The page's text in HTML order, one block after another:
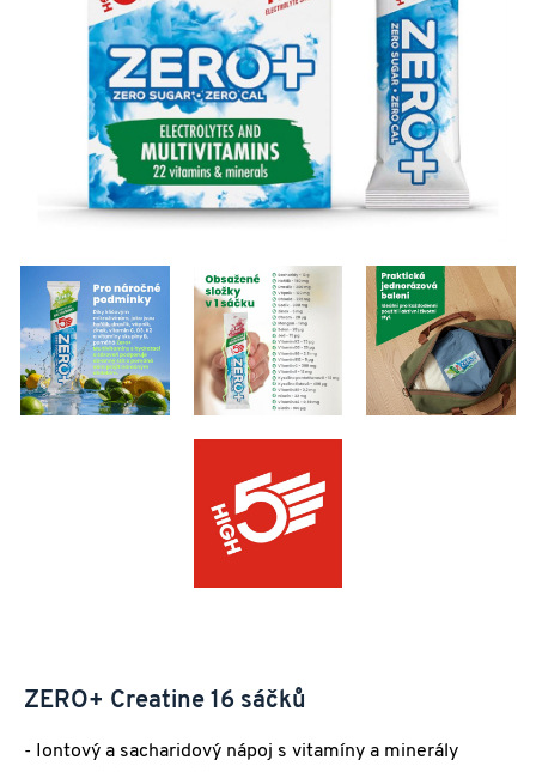
ZERO+ Creatine 16 sáčků
- Iontový a sacharidový nápoj s vitamíny a minerály